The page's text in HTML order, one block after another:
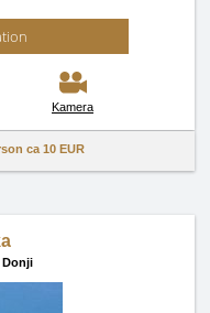
Kamera
ca 10 EUR
Donji